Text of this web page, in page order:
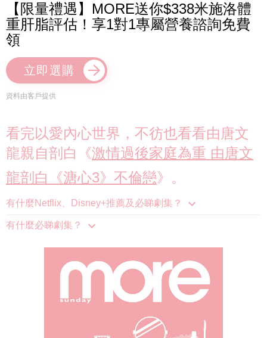
【限量禮遇】MORE送你$338米施洛體
重肝脂評估！享1對1專屬營養諮詢免費
領
立即選購
資料由客戶提供
龍親自剖白《激情過後家庭為重 由唐文
龍剖白《溏心3》不倫戀》。